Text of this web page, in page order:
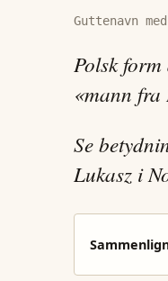
Guttenavn
Polsk
«mann fra
Se
Lukasz i